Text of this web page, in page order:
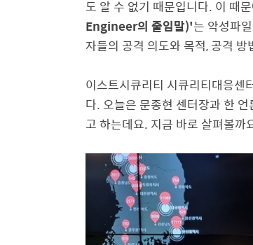
도 알 수 없기 때문입니다. 이 때
Engineer의 줄임말)'는 악성파
자들의 공격 의도와 목적, 공격
이스트시큐리티 시큐리티대응센
다. 오늘은 문종현 센터장과 한
고 하는데요. 지금 바로 살펴볼까